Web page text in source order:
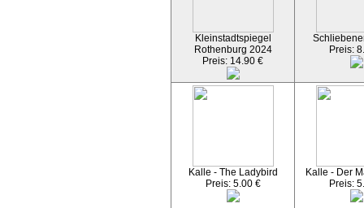
Kleinstadtspiegel
Rothenburg 2024
Preis: 14.90 €
Preis:
Kalle - The Ladybird
Preis: 5.00 €
Kalle - Der
Preis: